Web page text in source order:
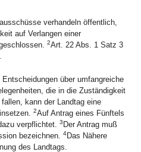
verhandeln öffentlich,
auf Verlangen einer
2Art. 22 Abs. 1 Satz 3
über umfangreiche
die in die Zuständigkeit
kann der Landtag eine
2Auf Antrag eines Fünftels
verpflichtet. 3 Der Antrag muß
bezeichnen. 4Das Nähere
des Landtags.